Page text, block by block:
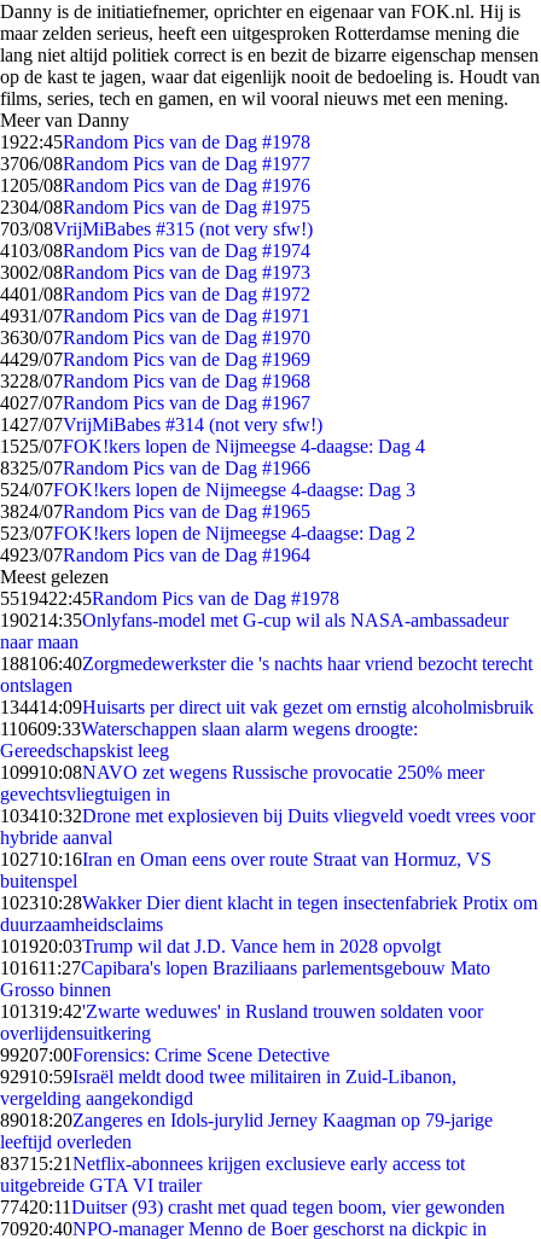
Danny is de initiatiefnemer, oprichter en eigenaar van FOK.nl. Hij is
maar zelden serieus, heeft een uitgesproken Rotterdamse mening die
lang niet altijd politiek correct is en bezit de bizarre eigenschap mensen
op de kast te jagen, waar dat eigenlijk nooit de bedoeling is. Houdt van
films, series, tech en gamen, en wil vooral nieuws met een mening.
Meer van Danny
1922:45Random Pics van de Dag #1978
3706/08Random Pics van de Dag #1977
1205/08Random Pics van de Dag #1976
2304/08Random Pics van de Dag #1975
703/08VrijMiBabes #315 (not very sfw!)
4103/08Random Pics van de Dag #1974
3002/08Random Pics van de Dag #1973
4401/08Random Pics van de Dag #1972
4931/07Random Pics van de Dag #1971
3630/07Random Pics van de Dag #1970
4429/07Random Pics van de Dag #1969
3228/07Random Pics van de Dag #1968
4027/07Random Pics van de Dag #1967
1427/07VrijMiBabes #314 (not very sfw!)
1525/07FOK!kers lopen de Nijmeegse 4-daagse: Dag 4
8325/07Random Pics van de Dag #1966
524/07FOK!kers lopen de Nijmeegse 4-daagse: Dag 3
3824/07Random Pics van de Dag #1965
523/07FOK!kers lopen de Nijmeegse 4-daagse: Dag 2
4923/07Random Pics van de Dag #1964
Meest gelezen
5519422:45Random Pics van de Dag #1978
190214:35Onlyfans-model met G-cup wil als NASA-ambassadeur
naar maan
188106:40Zorgmedewerkster die 's nachts haar vriend bezocht terecht
ontslagen
134414:09Huisarts per direct uit vak gezet om ernstig alcoholmisbruik
110609:33Waterschappen slaan alarm wegens droogte:
Gereedschapskist leeg
109910:08NAVO zet wegens Russische provocatie 250% meer
gevechtsvliegtuigen in
103410:32Drone met explosieven bij Duits vliegveld voedt vrees voor
hybride aanval
102710:16Iran en Oman eens over route Straat van Hormuz, VS
buitenspel
102310:28Wakker Dier dient klacht in tegen insectenfabriek Protix om
duurzaamheidsclaims
101920:03Trump wil dat J.D. Vance hem in 2028 opvolgt
101611:27Capibara's lopen Braziliaans parlementsgebouw Mato
Grosso binnen
101319:42'Zwarte weduwes' in Rusland trouwen soldaten voor
overlijdensuitkering
99207:00Forensics: Crime Scene Detective
92910:59Israël meldt dood twee militairen in Zuid-Libanon,
vergelding aangekondigd
89018:20Zangeres en Idols-jurylid Jerney Kaagman op 79-jarige
leeftijd overleden
83715:21Netflix-abonnees krijgen exclusieve early access tot
uitgebreide GTA VI trailer
77420:11Duitser (93) crasht met quad tegen boom, vier gewonden
70920:40NPO-manager Menno de Boer geschorst na dickpic in